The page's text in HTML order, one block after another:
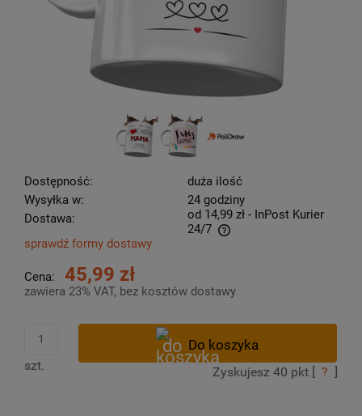
Dostępność:
duża ilość
Wysyłka w:
24 godziny
Dostawa:
od 14,99 zł - InPost Kurier
24/7
Cena nie zawiera ewentualnych kosztów płatności
sprawdź formy dostawy
Cena: 45,99 zł
zawiera 23% VAT, bez kosztów dostawy
szt. Zyskujesz 40 pkt [ ? ]